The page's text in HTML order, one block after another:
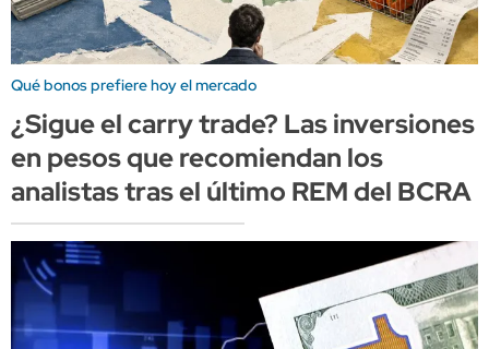
Qué bonos prefiere hoy el mercado
¿Sigue el carry trade? Las inversiones
en pesos que recomiendan los
analistas tras el último REM del BCRA